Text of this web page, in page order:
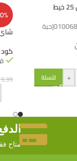
010068|حبة
+ للسلة
شاي
كود
9,99
متاح